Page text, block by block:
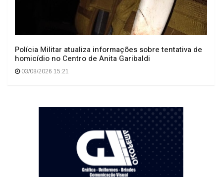
Polícia Militar atualiza informações sobre tentativa de
homicídio no Centro de Anita Garibaldi
03/08/2026 15:21